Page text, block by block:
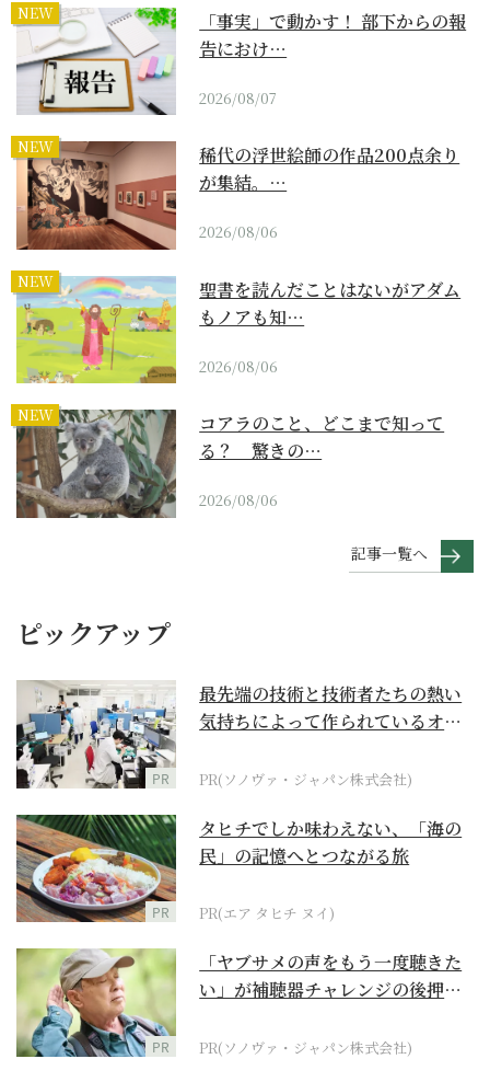
NEW
「事実」で動かす！ 部下からの報
告におけ…
2026/08/07
NEW
稀代の浮世絵師の作品200点余り
が集結。…
2026/08/06
NEW
聖書を読んだことはないがアダム
もノアも知…
2026/08/06
NEW
コアラのこと、どこまで知って
る？ 驚きの…
2026/08/06
記事一覧へ
ピックアップ
PR
最先端の技術と技術者たちの熱い
気持ちによって作られているオー
PR(ソノヴァ・ジャパン株式会社)
PR
タヒチでしか味わえない、「海の
民」の記憶へとつながる旅
PR(エア タヒチ ヌイ)
PR
「ヤブサメの声をもう一度聴きた
い」が補聴器チャレンジの後押し
PR(ソノヴァ・ジャパン株式会社)